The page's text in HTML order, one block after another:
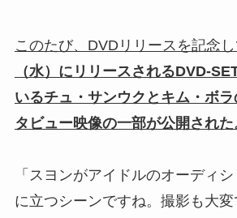
このたび、DVDリリースを記念し
（水）にリリースされるDVD-
いるチュ・サンウクとキム・ボ
タビュー映像の一部が公開された
「スヨンがアイドルのオーディ
に立つシーンですね。撮影も大